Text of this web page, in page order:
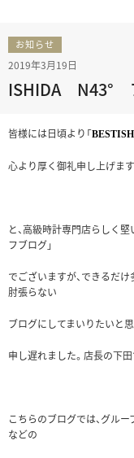
お知らせ
2019年3月19日
ISHIDA N43°
皆様には日頃より「
心より厚く御礼申し上げます
と、高級時計専門店らしく
フブログ」
でございますが、できるだ
肘張らない
ブログにしてまいりたいと思
申し遅れました。店長の下田
こちらのブログでは、グルー
などの